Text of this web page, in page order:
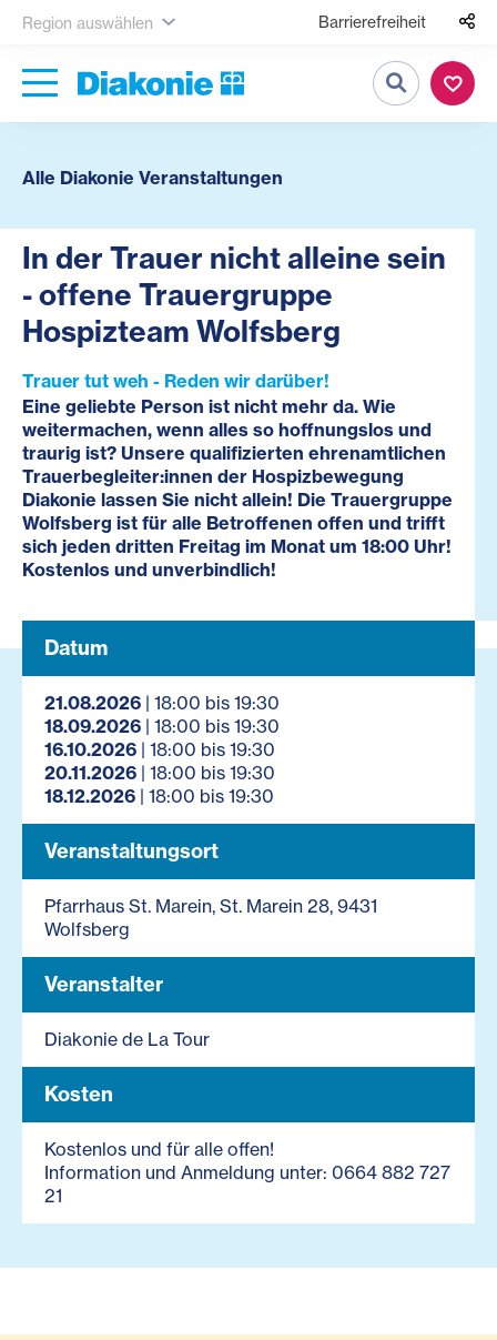
Region auswählen Barrierefreiheit
Suche
Alle Diakonie Veranstaltungen
In der Trauer nicht alleine sein
- offene Trauergruppe
Hospizteam Wolfsberg
Trauer tut weh - Reden wir darüber!
Eine geliebte Person ist nicht mehr da. Wie
weitermachen, wenn alles so hoffnungslos und
traurig ist? Unsere qualifizierten ehrenamtlichen
Trauerbegleiter:innen der Hospizbewegung
Diakonie lassen Sie nicht allein! Die Trauergruppe
Wolfsberg ist für alle Betroffenen offen und trifft
sich jeden dritten Freitag im Monat um 18:00 Uhr!
Kostenlos und unverbindlich!
Datum
21.08.2026 | 18:00 bis 19:30
18.09.2026 | 18:00 bis 19:30
16.10.2026 | 18:00 bis 19:30
20.11.2026 | 18:00 bis 19:30
18.12.2026 | 18:00 bis 19:30
Veranstaltungsort
Pfarrhaus St. Marein, St. Marein 28, 9431
Wolfsberg
Veranstalter
Diakonie de La Tour
Kosten
Kostenlos und für alle offen!
Information und Anmeldung unter: 0664 882 727
21